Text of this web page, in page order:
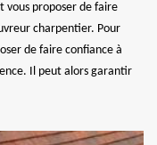
vous proposer de faire
charpentier. Pour
de faire confiance à
Il peut alors garantir